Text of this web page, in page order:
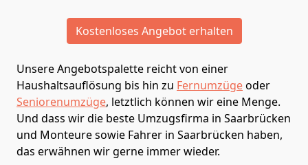
Kostenloses Angebot erhalten
Unsere Angebotspalette reicht von einer
Haushaltsauflösung bis hin zu Fernumzügeoder
Seniorenumzüge, letztlich können wir eine Menge.
Und dass wir die beste Umzugsfirma in Saarbrücken
und Monteure sowie Fahrer in Saarbrücken haben,
das erwähnen wir gerne immer wieder.